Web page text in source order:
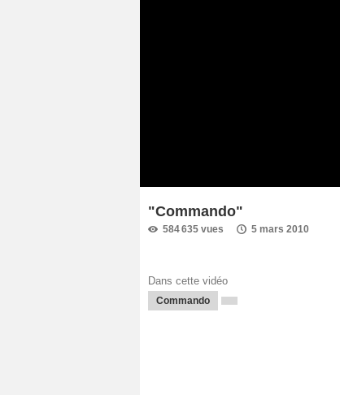
"Commando"
584 635 vues 5 mars 2010
Dans cette vidéo
Commando